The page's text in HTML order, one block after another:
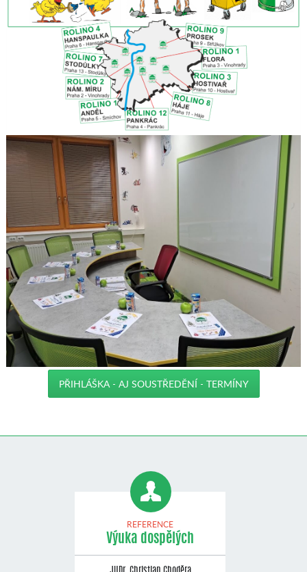
PŘIHLÁŠKA - AJ SOUSTŘEDĚNÍ - TERMÍNY
REFERENCE
Výuka dospělých